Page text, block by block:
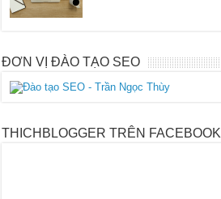
ĐƠN VỊ ĐÀO TẠO SEO
THICHBLOGGER TRÊN FACEBOOK